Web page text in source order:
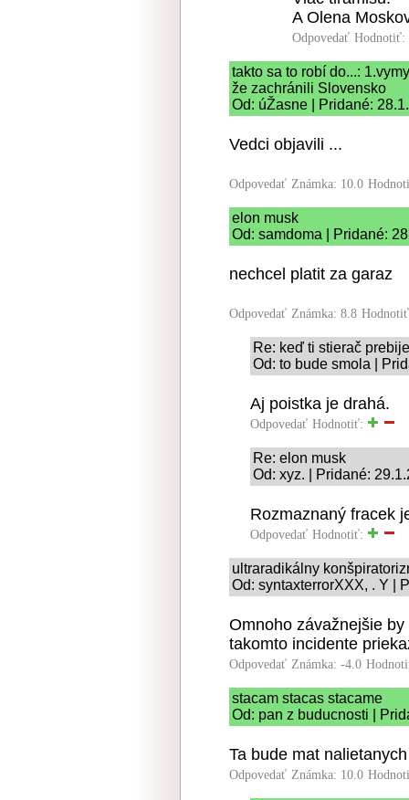
A Olena
Odpovedať Hodnotiť:
takto sa to robí do...:
že zachránili Slovensko
Od: úŽasne | Pridané:
Vedci objavili ...
Odpovedať Známka: 10.0
elon musk
Od: samdoma | Pridané:
nechcel platit za garaz
Odpovedať Známka: 8.8
Re: keď ti stierač
Od: to bude smola |
Aj poistka je drahá.
Odpovedať Hodnotiť:
Re: elon musk
Od: xyz. | Pridané:
Rozmaznaný fracek
Odpovedať Hodnotiť:
ultraradikálny
Od: syntaxterrorXXX, . Y |
Omnoho závažnejšie
takomto incidente
Odpovedať Známka: -4.0
stacam stacas stacame
Od: pan z buducnosti |
Ta bude mat
Odpovedať Známka: 10.0